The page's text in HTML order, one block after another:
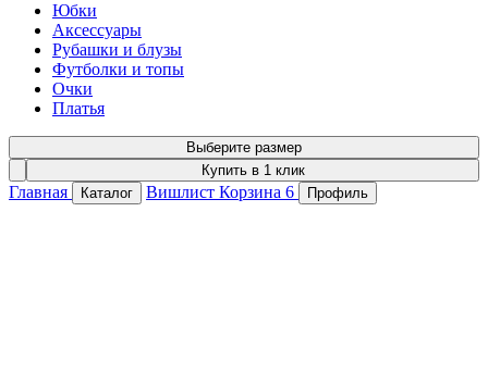
Юбки
Аксессуары
Рубашки и блузы
Футболки и топы
Очки
Платья
Выберите размер
Купить в 1 клик
Главная Каталог Вишлист Корзина 6 Профиль